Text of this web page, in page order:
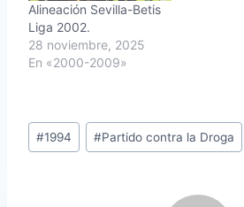
Alineación Sevilla-Betis
Liga 2002.
28 noviembre, 2025
En «2000-2009»
Etiquetas
de
#1994 #Partido contra la Droga